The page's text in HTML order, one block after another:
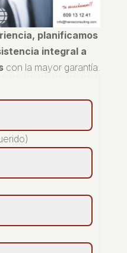
planificamos
integral a
con la mayor garantía.